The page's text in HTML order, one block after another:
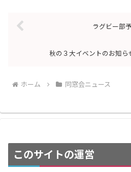
ラグビー部
秋の３大イベントのお知ら
ホーム 同窓会ニュース
このサイトの運営